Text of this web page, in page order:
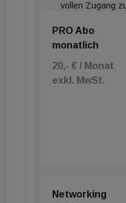
vollen Zugang
PRO Abo
monatlich
20,- € / Monat
exkl. MwSt.
Networking